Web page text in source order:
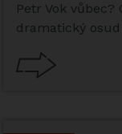
Petr Vok
dramatický